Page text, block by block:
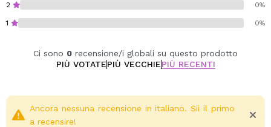
2 0%
1 0%
Ci sono 0 recensione/i globali su questo prodotto
PIÙ VOTATEPIÙ VECCHIEPIÙ RECENTI
Ancora nessuna recensione in italiano. Sii il primo
a recensire!